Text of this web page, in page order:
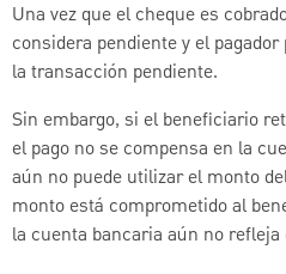
Una vez que el cheque es
considera pendiente y el
la transacción pendiente.
Sin embargo, si el beneficiario
el pago no se compensa en la
aún no puede utilizar el monto
monto está comprometido al
la cuenta bancaria aún no refleja